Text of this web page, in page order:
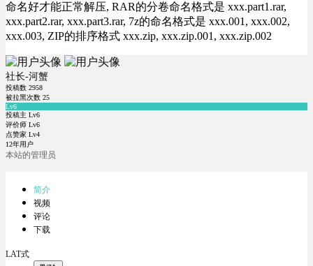
命名好才能正常解压, RAR的分卷命名格式是 xxx.part1.rar,
xxx.part2.rar, xxx.part3.rar, 7z的命名格式是 xxx.001, xxx.002,
xxx.003, ZIP的排序格式 xxx.zip, xxx.zip.001, xxx.zip.002
社长-河蟹
投稿数 2958
被拉黑次数 25
Lv6
投稿主 Lv6
评价师 Lv6
点赞家 Lv4
12年用户
本站的管理员
简介
视频
评论
下载
LAT式